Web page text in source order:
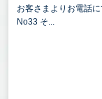
お客さまよりお電話
No33 そ...